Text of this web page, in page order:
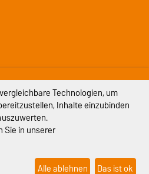
Einstellungen
Technologien, um
Inhalte einzubinden
Sie in unserer
Alle ablehnen Das ist ok